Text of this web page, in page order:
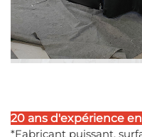
20 ans d'expérience
*Fabricant puissant,